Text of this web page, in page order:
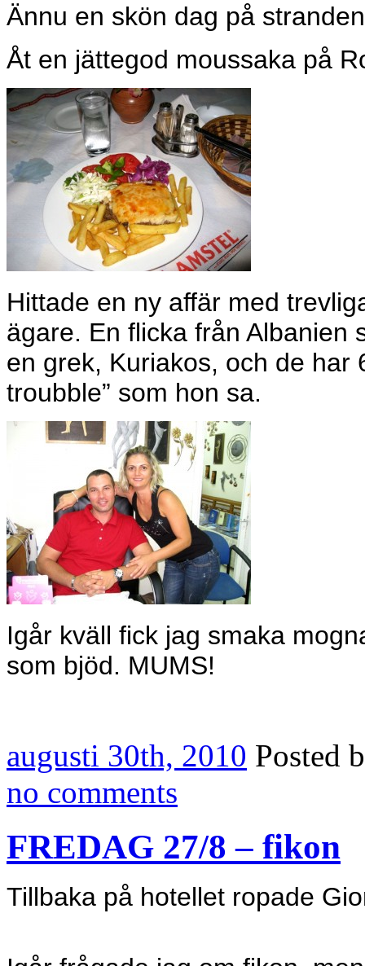
Ännu en skön dag på
Åt en jättegod moussaka på
Hittade en ny affär med
ägare. En flicka från Albanien
en grek, Kuriakos, och de har
troubble” som hon sa.
Igår kväll fick jag smaka
som bjöd. MUMS!
augusti 30th, 2010 Posted
no comments
FREDAG 27/8 – fikon
Tillbaka på hotellet ropade